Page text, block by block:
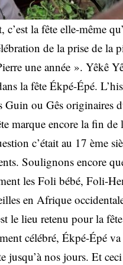
c’est la fête elle-même
de la prise de la
une année ». Yêkê
la fête Ékpé-Épé.
Guin ou Gês originaires
marque encore la fin
c’était au 17 ème
Soulignons encore
les Foli bébé, Foli-
en Afrique
le lieu retenu pour la
célébré, Ékpé-Épé
jusqu’à nos jours. Et